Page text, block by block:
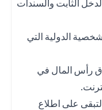
الثابت والسندات
التي
المال في
على اطلاع